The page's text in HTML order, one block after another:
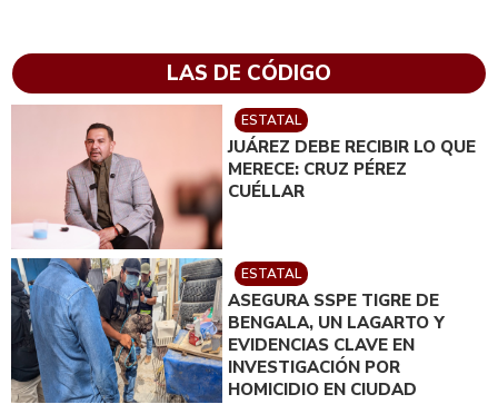
LAS DE CÓDIGO
ESTATAL
JUÁREZ DEBE RECIBIR LO QUE
MERECE: CRUZ PÉREZ
CUÉLLAR
ESTATAL
ASEGURA SSPE TIGRE DE
BENGALA, UN LAGARTO Y
EVIDENCIAS CLAVE EN
INVESTIGACIÓN POR
HOMICIDIO EN CIUDAD